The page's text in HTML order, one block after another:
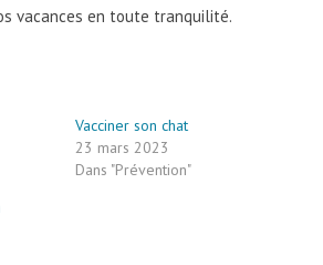
vacances en toute tranquilité.
Vacciner son chat
23 mars 2023
Dans "Prévention"